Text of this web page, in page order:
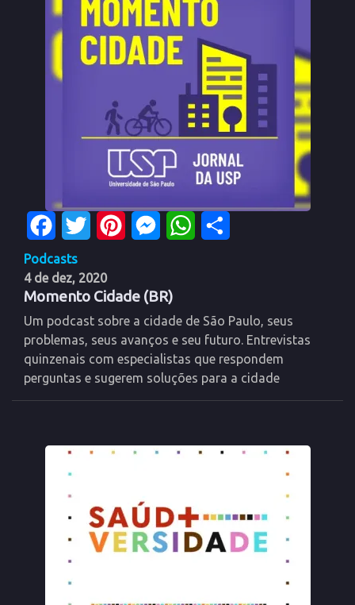
FacebookTwitter PinterestMessengerWhatsApp
Podcasts
4 de dez, 2020
Momento Cidade (BR)
Um podcast sobre a cidade de São Paulo, seus
problemas, seus avanços e seu futuro. Entrevistas
quinzenais com especialistas que respondem
perguntas e sugerem soluções para a cidade